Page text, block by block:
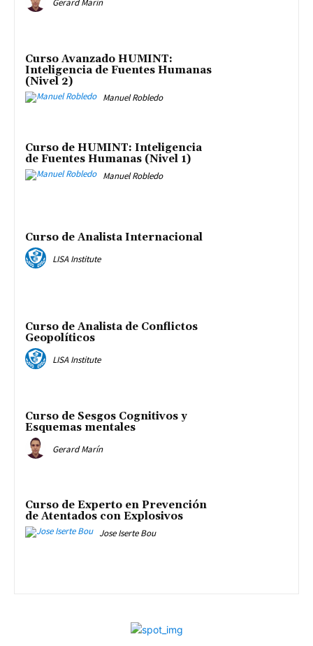
Gerard Marín
Curso Avanzado HUMINT:
Inteligencia de Fuentes Humanas
(Nivel 2)
Manuel Robledo
Curso de HUMINT: Inteligencia
de Fuentes Humanas (Nivel 1)
Manuel Robledo
Curso de Analista Internacional
LISA Institute
Curso de Analista de Conflictos
Geopolíticos
LISA Institute
Curso de Sesgos Cognitivos y
Esquemas mentales
Gerard Marín
Curso de Experto en Prevención
de Atentados con Explosivos
Jose Iserte Bou